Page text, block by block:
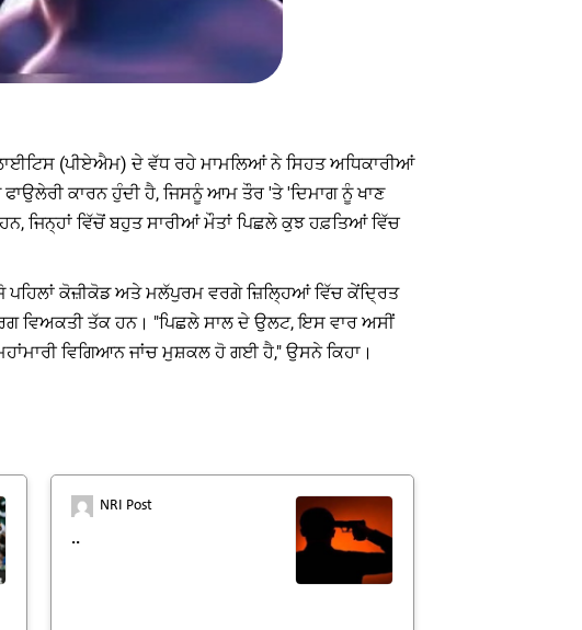
(ਪੀਏਐਮ) ਦੇ ਵੱਧ ਰਹੇ ਮਾਮਲਿਆਂ ਨੇ ਸਿਹਤ ਅਧਿਕਾਰੀਆਂ
ਕਾਰਨ ਹੁੰਦੀ ਹੈ, ਜਿਸਨੂੰ ਆਮ ਤੌਰ 'ਤੇ 'ਦਿਮਾਗ ਨੂੰ ਖਾਣ
ਜਿਨ੍ਹਾਂ ਵਿੱਚੋਂ ਬਹੁਤ ਸਾਰੀਆਂ ਮੌਤਾਂ ਪਿਛਲੇ ਕੁਝ ਹਫ਼ਤਿਆਂ ਵਿੱਚ
ਪਹਿਲਾਂ ਕੋਜ਼ੀਕੋਡ ਅਤੇ ਮਲੱਪੁਰਮ ਵਰਗੇ ਜ਼ਿਲ੍ਹਿਆਂ ਵਿੱਚ ਕੇਂਦ੍ਰਿਤ
ਵਿਅਕਤੀ ਤੱਕ ਹਨ। "ਪਿਛਲੇ ਸਾਲ ਦੇ ਉਲਟ, ਇਸ ਵਾਰ ਅਸੀਂ
ਵਿਗਿਆਨ ਜਾਂਚ ਮੁਸ਼ਕਲ ਹੋ ਗਈ ਹੈ," ਉਸਨੇ ਕਿਹਾ।
NRI Post
..